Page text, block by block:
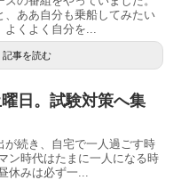
、ああ自分も乗船してみたい
くよく自分を...
記事を読む
日。試験対策へ集
が続き、自宅で一人過ごす時
ン時代はたまに一人になる時
休みは必ず一...